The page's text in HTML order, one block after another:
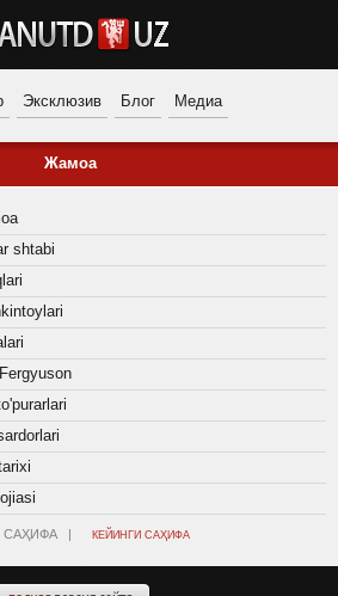
Эксклюзив Блог Медиа
Жамоа
shtabi
САҲИФА | КЕЙИНГИ САҲИФА